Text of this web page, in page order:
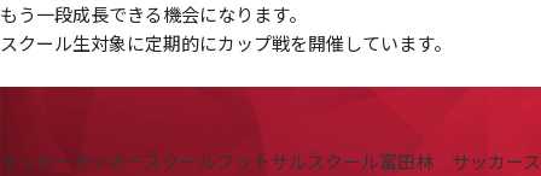
もう一段成長できる機会になります。
スクール生対象に定期的にカップ戦を開催しています。
サッカーサッカースクールフットサルスクール富田林 サッカース